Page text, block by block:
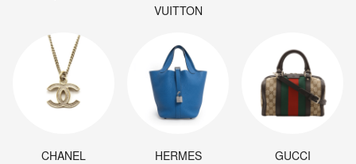
VUITTON
CHANEL HERMES GUCCI